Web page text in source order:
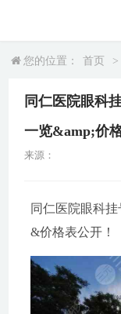
您的位置： 首页 >
同仁医院眼科
一览&amp;价
来源：
同仁医院眼科
&价格表公开！